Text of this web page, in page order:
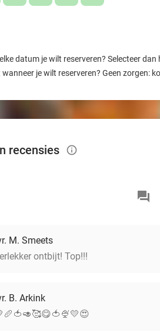
datum je wilt reserveren? Selecteer
je wilt reserveren? Geen zorgen:
recensies info_outlined
M. Smeets
ontbijt! Top!!!
B. Arkink